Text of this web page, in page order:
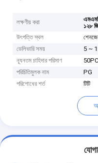
লক্ষণীয় করা
১২৮
উৎপত্তি স্থল
ডেলিভারি সময়
5 ~
ন্যূনতম চাহিদার পরিমাণ
পরিচিতিমুলক নাম
PG
পরিশোধের শর্ত
টিটি